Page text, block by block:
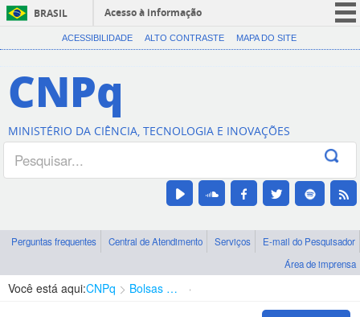
BRASIL
Acesso à informação
CORONAVÍRUS (COVID-19)
Canais
ACESSIBILIDADE ALTO CONTRASTE MAPA DO SITE
CNPq
MINISTÉRIO DA CIÊNCIA, TECNOLOGIA E INOVAÇÕES
Perguntas frequentes Central de Atendimento Serviços
E-mail do Pesquisador
Área de imprensa
Você está aqui:CNPq Bolsas e Auxílios Vigentes